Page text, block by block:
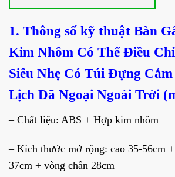
1. Thông số kỹ thuật Bàn
Kim Nhôm Có Thể Điều
Siêu Nhẹ Có Túi Đựng
Lịch Dã Ngoại Ngoài Trời
– Chất liệu: ABS + Hợp kim nhôm
– Kích thước mở rộng: cao 35-56cm
37cm + vòng chân 28cm